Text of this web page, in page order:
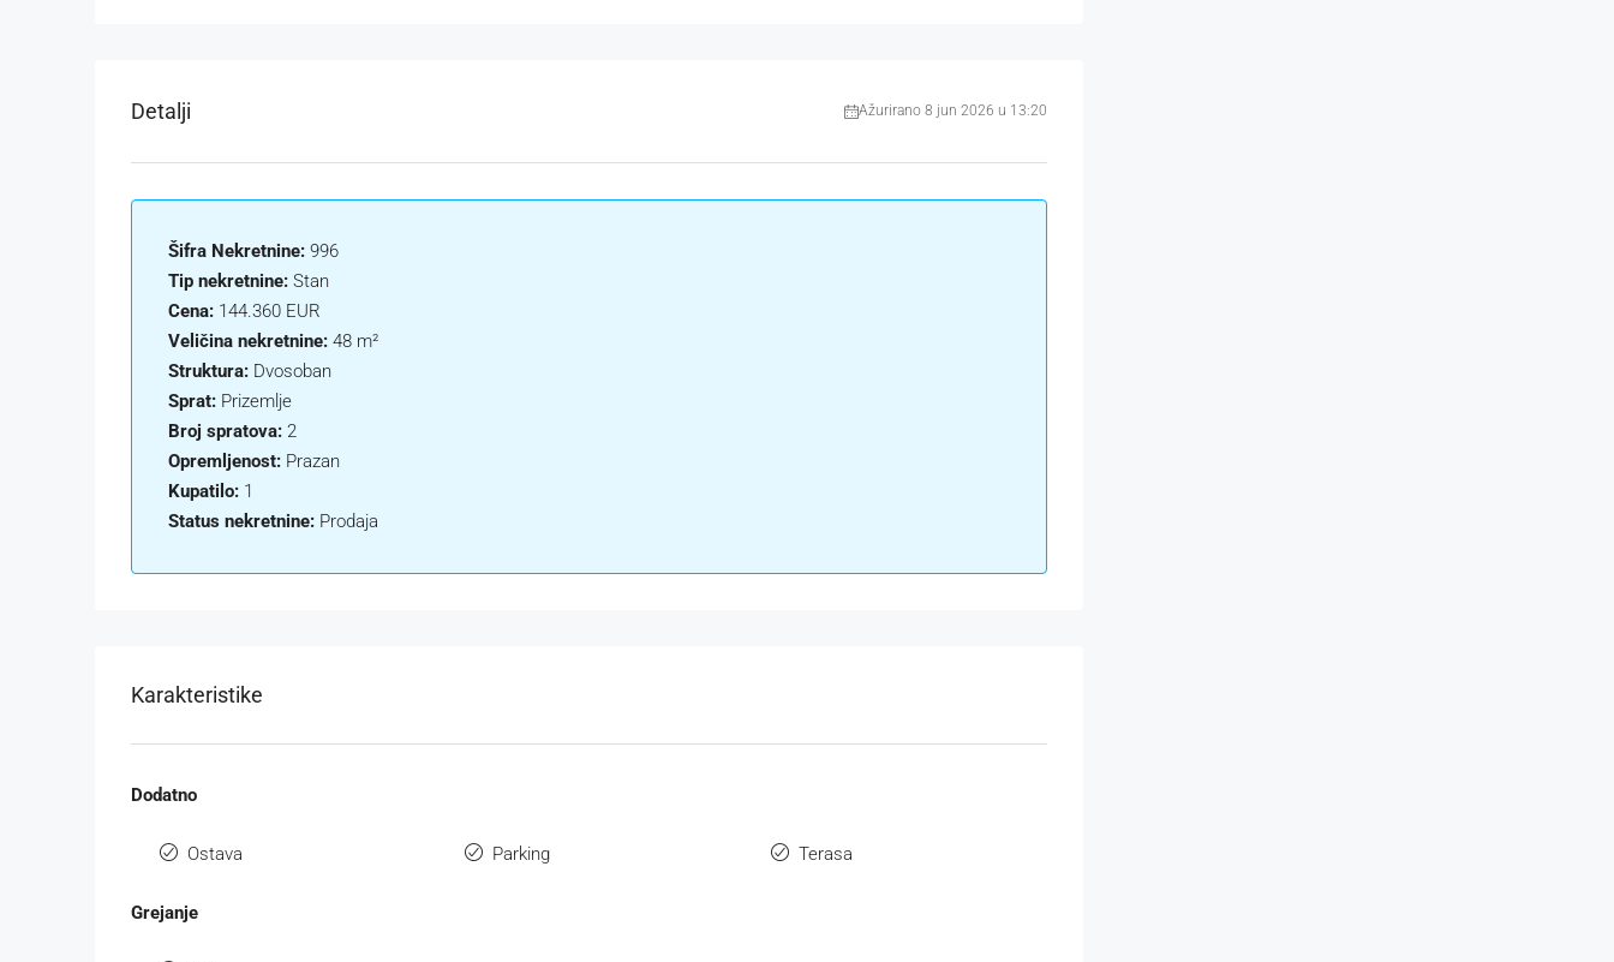
Detalji Ažurirano 8 jun 2026 u 13:20
Šifra Nekretnine: 996
Tip nekretnine: Stan
Cena: 144.360 EUR
Veličina nekretnine: 48 m²
Struktura: Dvosoban
Sprat: Prizemlje
Broj spratova: 2
Opremljenost: Prazan
Kupatilo: 1
Status nekretnine: Prodaja
Karakteristike
Dodatno
Ostava Parking Terasa
Grejanje